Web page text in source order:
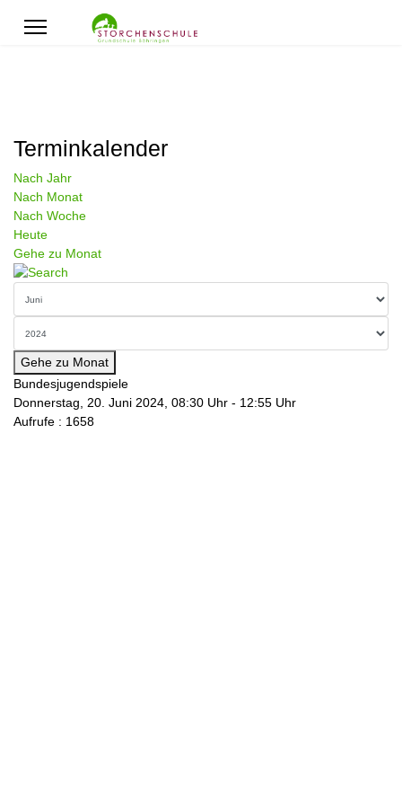
Terminkalender
Nach Jahr
Nach Monat
Nach Woche
Heute
Gehe zu Monat
Gehe zu Monat
Bundesjugendspiele
Donnerstag, 20. Juni 2024, 08:30 Uhr - 12:55 Uhr
Aufrufe : 1658